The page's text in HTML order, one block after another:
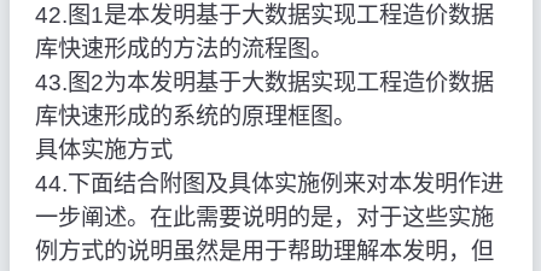
42.图1是本发明基于大数据实现工程造价数据
库快速形成的方法的流程图。
43.图2为本发明基于大数据实现工程造价数据
库快速形成的系统的原理框图。
具体实施方式
44.下面结合附图及具体实施例来对本发明作进
一步阐述。在此需要说明的是，对于这些实施
例方式的说明虽然是用于帮助理解本发明，但